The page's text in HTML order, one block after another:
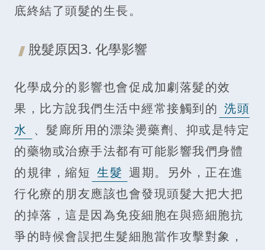
底終結了頭髮的生長。
脫髮原因3. 化學影響
化學成分的影響也會促成加劇落髮的效
果，比方說我們生活中經常接觸到的 洗頭
水 、髮廊所用的漂染燙藥劑、抑或是特定
的藥物或治療手法都有可能影響我們身體
的規律，縮短 生髮 週期。另外，正在進
行化療的朋友應該也會發現頭髮大把大把
的掉落，這是因為免疫細胞在與癌細胞抗
爭的時候會誤把生髮細胞當作攻擊對象，